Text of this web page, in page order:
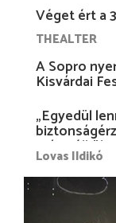
Véget ért a
THEALTER
A Sopro
Kisvárdai
„Egyedül
más nélkül
Lovas Ildikó